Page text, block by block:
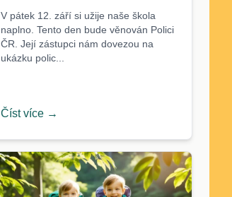
V pátek 12. září si užije naše škola
naplno. Tento den bude věnován Polici
ČR. Její zástupci nám dovezou na
ukázku polic...
Číst více →